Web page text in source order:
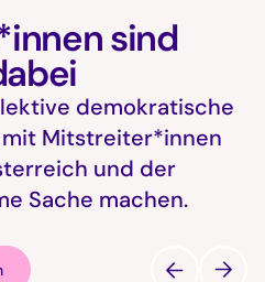
sind
demokratische
Mitstreiter*innen
und der
Sache machen.